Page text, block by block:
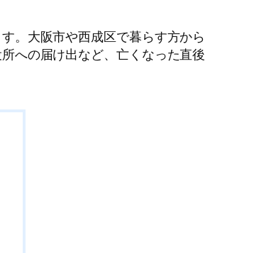
。大阪市や西成区で暮らす方から
への届け出など、亡くなった直後